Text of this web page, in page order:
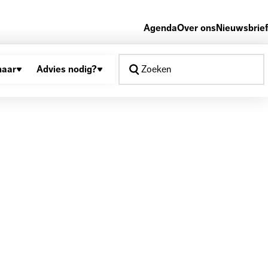
AgendaOver onsNieuwsbrief
Advies nodig? Zoeken